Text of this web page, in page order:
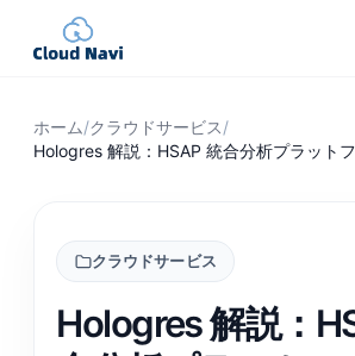
ホーム/クラウドサービス/
Hologres 解説：HSAP 統合分析プラット
クラウドサービス
Hologres 解説：